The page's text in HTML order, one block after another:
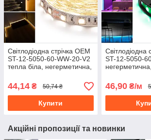
Світлодіодна стрічка OEM
ST-12-5050-60-WW-20-V2
тепла біла, негерметична,
44,14 ₴ 50,74 ₴
Купити
Світлодіодна
ST-12-5050-
46,90₴/м
Акційні пропозиції та новинки